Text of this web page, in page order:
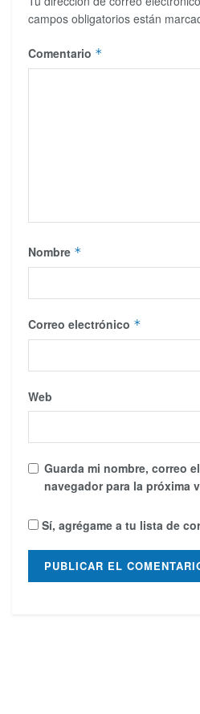
campos obligatorios están
Comentario *
Nombre *
Correo electrónico *
Web
Guarda mi nombre, correo
navegador para la próxima
Sí, agrégame a tu lista de